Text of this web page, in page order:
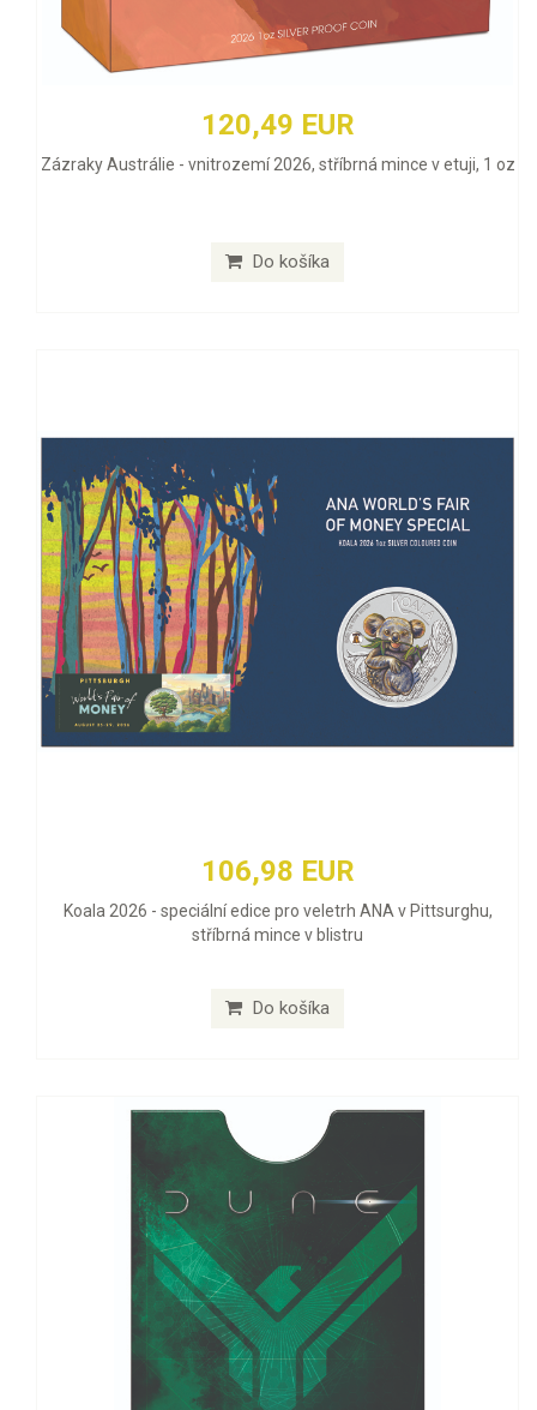
120,49 EUR
Zázraky Austrálie - vnitrozemí 2026, stříbrná mince v etuji, 1 oz
Do košíka
106,98 EUR
Koala 2026 - speciální edice pro veletrh ANA v Pittsurghu,
stříbrná mince v blistru
Do košíka